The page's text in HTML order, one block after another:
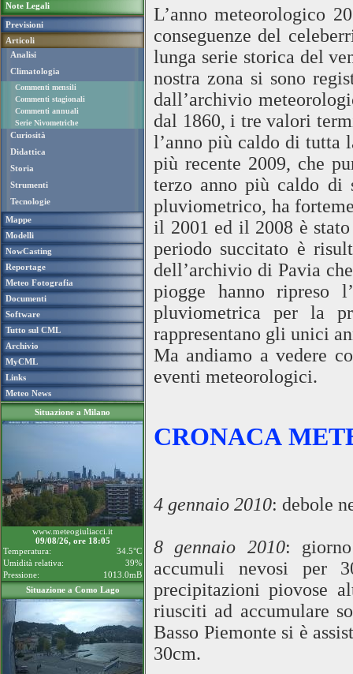
Note Legali
Previsioni
Articoli
Analisi
Climatologia
Commenti mensili
Commenti stagionali
Commenti annuali
Serie Nivometriche
Curiosità
Didattica
Storia
Strumenti
Tecnologie
Mappe
Modelli
NowCasting
Reportage
Meteo Fotografia
Documenti
Software
Tutto sul CML
Archivio
MyCML
Links
Meteo News
Situazione a Milano
www.meteogiuliacci.it
09/08/26, ore 18:05
Temperatura:
34.5°C
Umidità relativa:
39%
Pressione:
1013.0mB
Situazione a Como Lago
L’anno meteorologico
conseguenze del
lunga serie storica del
nostra zona si sono
dall’archivio
dal 1860, i tre valori
l’anno più caldo di tutta
più recente 2009, che
terzo anno più caldo di
pluviometrico, ha
il 2001 ed il 2008 è
periodo succitato è
dell’archivio di Pavia
piogge hanno ripreso
pluviometrica per la
rappresentano gli unici
Ma andiamo a vedere
eventi meteorologici.
CRONACA
4 gennaio 2010: debole
8 gennaio 2010:
accumuli nevosi per
precipitazioni piovose
riusciti ad accumulare
Basso Piemonte si è
30cm.